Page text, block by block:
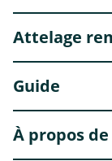
Attelage
Guide
À propos